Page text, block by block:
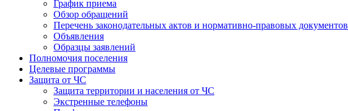
График приема
Обзор обращений
Перечень законодательных актов и нормативно-правовых документов
Объявления
Образцы заявлений
Полномочия поселения
Целевые программы
Защита от ЧС
Защита территории и населения от ЧС
Экстренные телефоны